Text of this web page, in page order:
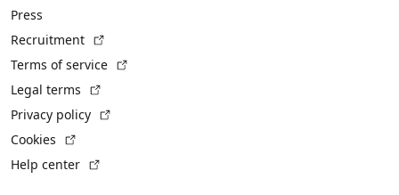
Press
Recruitment
Terms of service
Legal terms
Privacy policy
Cookies
Help center